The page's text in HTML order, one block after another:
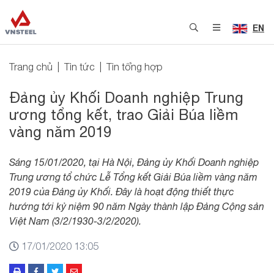
EN
Trang chủ Tin tức Tin tổng hợp
Đảng ủy Khối Doanh nghiệp Trung
ương tổng kết, trao Giải Búa liềm
vàng năm 2019
Sáng 15/01/2020, tại Hà Nội, Đảng ủy Khối Doanh nghiệp
Trung ương tổ chức Lễ Tổng kết Giải Búa liềm vàng năm
2019 của Đảng ủy Khối. Đây là hoạt động thiết thực
hướng tới kỷ niệm 90 năm Ngày thành lập Đảng Cộng sản
Việt Nam (3/2/1930-3/2/2020).
17/01/2020 13:05